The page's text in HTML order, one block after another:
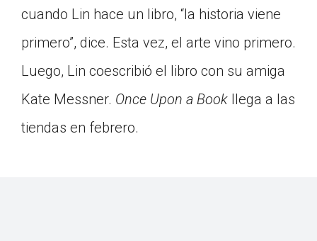
cuando Lin hace un libro, “la historia viene
primero”, dice. Esta vez, el arte vino primero.
Luego, Lin coescribió el libro con su amiga
Kate Messner. Once Upon a Book llega a las
tiendas en febrero.